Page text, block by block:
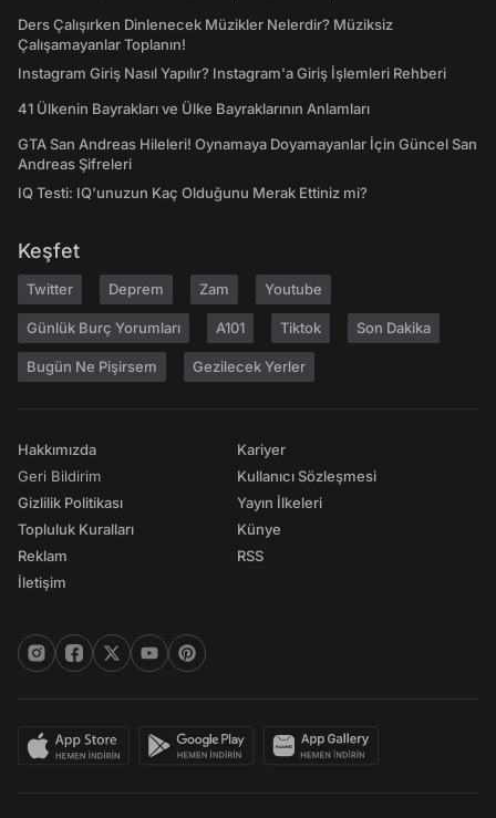
Ders Çalışırken Dinlenecek Müzikler Nelerdir? Müziksiz
Çalışamayanlar Toplanın!
Instagram Giriş Nasıl Yapılır? Instagram'a Giriş İşlemleri Rehberi
41 Ülkenin Bayrakları ve Ülke Bayraklarının Anlamları
GTA San Andreas Hileleri! Oynamaya Doyamayanlar İçin Güncel San
Andreas Şifreleri
IQ Testi: IQ'unuzun Kaç Olduğunu Merak Ettiniz mi?
Keşfet
Twitter Deprem Zam Youtube
Günlük Burç Yorumları A101 Tiktok Son Dakika
Bugün Ne Pişirsem Gezilecek Yerler
Hakkımızda
Geri Bildirim
Gizlilik Politikası
Topluluk Kuralları
Reklam
İletişim
Kariyer
Kullanıcı Sözleşmesi
Yayın İlkeleri
Künye
RSS